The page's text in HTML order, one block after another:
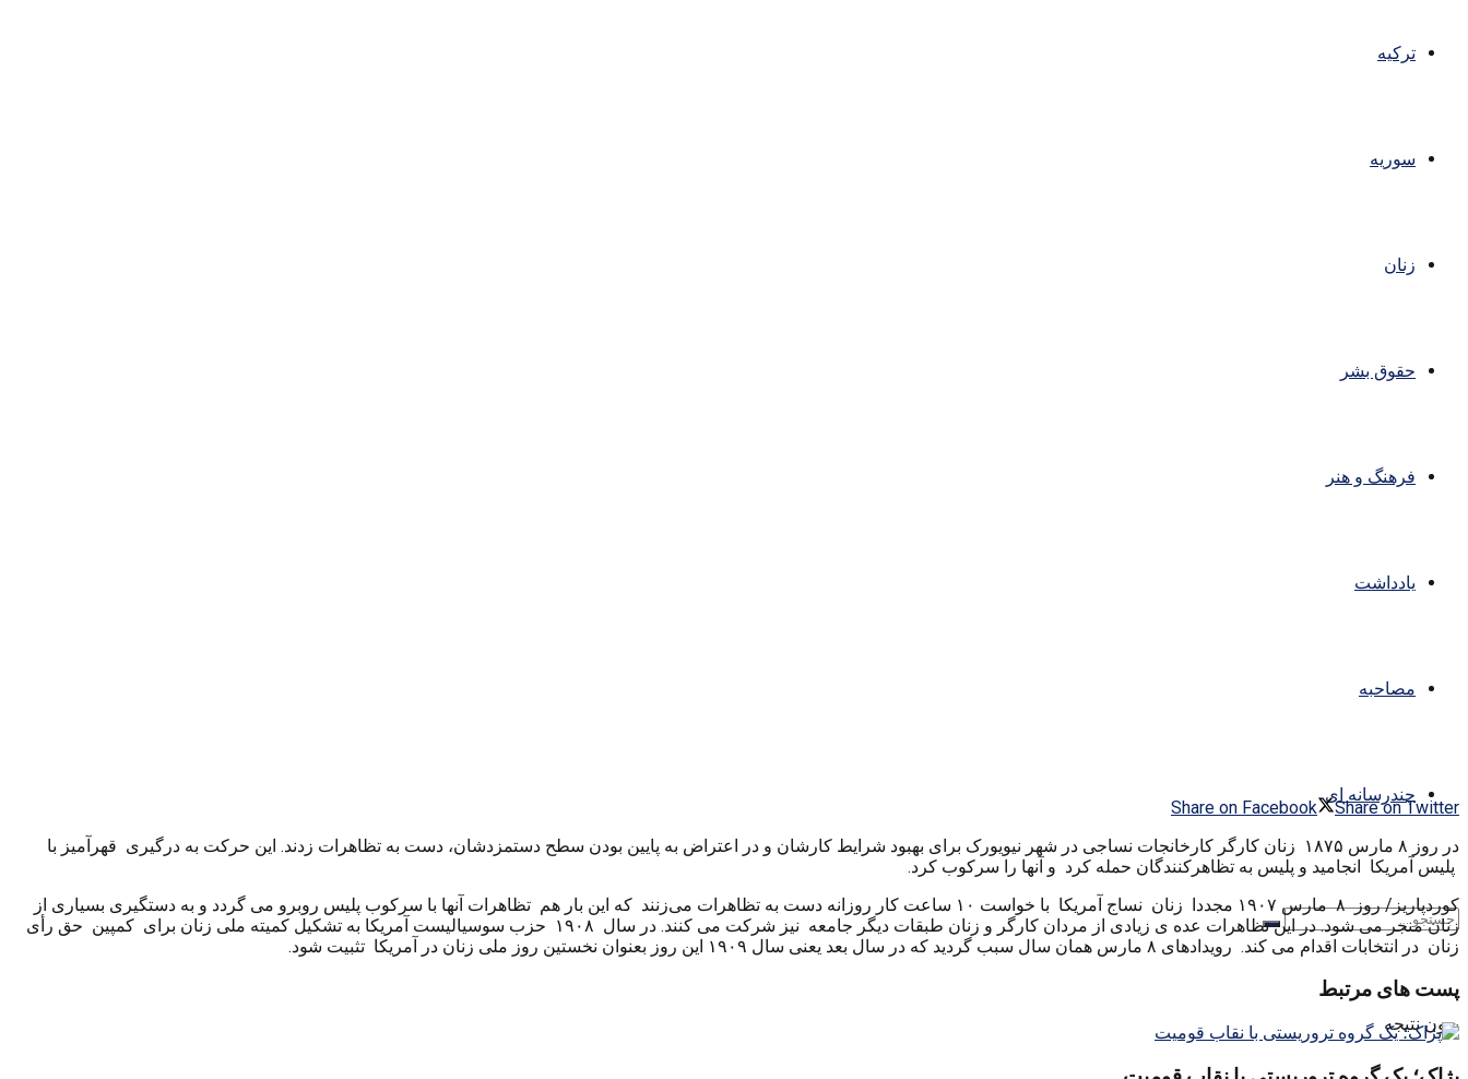
ترکیه
سوریه
زنان
حقوق بشر
فرهنگ و هنر
یادداشت
مصاحبه
چندرسانه ای
بدون نتیجه
Share on Facebook
Share on Twitter
در روز ۸ مارس ۱۸۷۵ زنان کارگر کارخانجات نساجی در شهر نیویورک برای بهبود شرایط کارشان و در اعتراض به پایین بودن سطح دستمزدشان، دست به تظاهرات زدند. این حرکت به درگیری قهرآمیز با
پلیس آمریکا انجامید و پلیس به تظاهرکنندگان حمله کرد و آنها را سرکوب کرد.
کوردپاریز/ روز ۸ مارس ۱۹۰۷ مجددا زنان نساج آمریکا با خواست ۱۰ ساعت کار روزانه دست به تظاهرات می‌زنند که این بار هم تظاهرات آنها با سرکوب پلیس روبرو می گردد و به دستگیری بسیاری از
زنان منجر می شود. در این تظاهرات عده ی زیادی از مردان کارگر و زنان طبقات دیگر جامعه نیز شرکت می کنند. در سال ۱۹۰۸ حزب سوسیالیست آمریکا به تشکیل کمیته ملی زنان برای کمپین حق رأی
زنان در انتخابات اقدام می کند. رویدادهای ۸ مارس همان سال سبب گردید که در سال بعد یعنی سال ۱۹۰۹ این روز بعنوان نخستین روز ملی زنان در آمریکا تثبیت شود.
پست های مرتبط